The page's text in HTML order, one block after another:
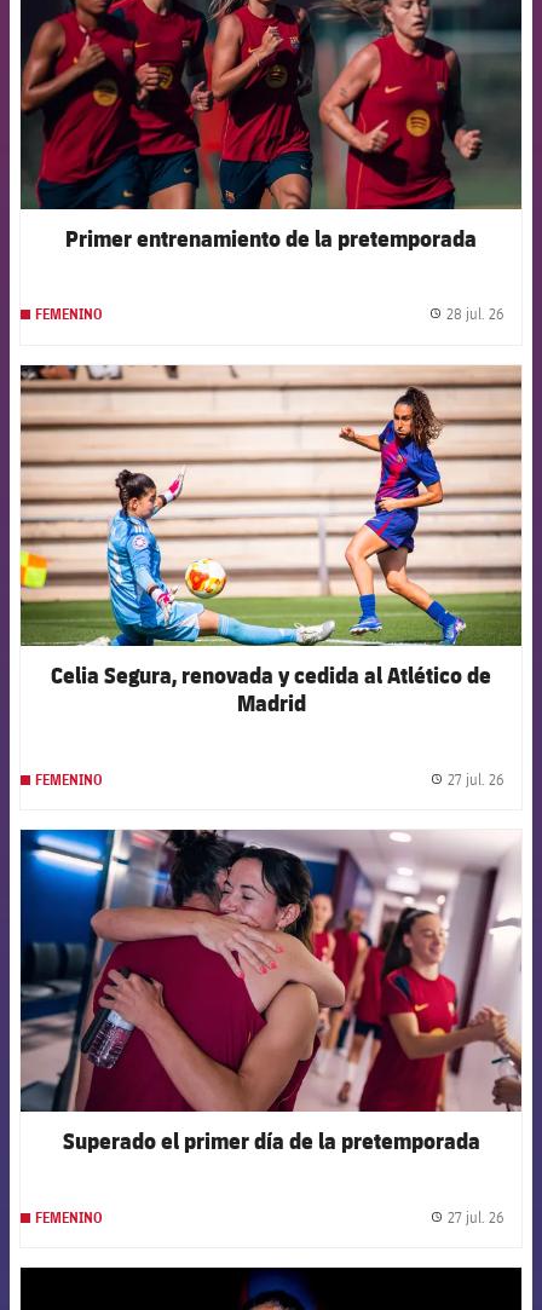
Primer entrenamiento de la pretemporada
FEMENINO 28 jul. 26
FCB Barcelona badge
Celia Segura, renovada y cedida al Atlético de
Madrid
FEMENINO 27 jul. 26
FCB Barcelona badge
Superado el primer día de la pretemporada
FEMENINO 27 jul. 26
FCB Barcelona badge